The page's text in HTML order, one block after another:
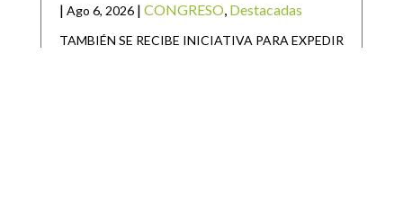
| Ago 6, 2026 | CONGRESO, Destacadas
TAMBIÉN SE RECIBE INICIATIVA PARA EXPEDIR